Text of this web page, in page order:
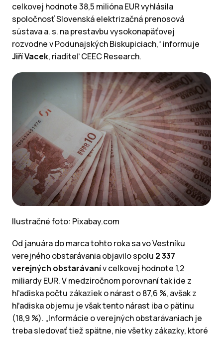
celkovej hodnote 38,5 milióna EUR vyhlásila
spoločnosť Slovenská elektrizačná prenosová
sústava a. s. na prestavbu vysokonapäťovej
rozvodne v Podunajských Biskupiciach,“ informuje
Jiří Vacek, riaditeľ CEEC Research.
Ilustračné foto: Pixabay.com
Od januára do marca tohto roka sa vo Vestníku
verejného obstarávania objavilo spolu 2 337
verejných obstarávanív celkovej hodnote 1,2
miliardy EUR. V medziročnom porovnaní tak ide z
hľadiska počtu zákaziek o nárast o 87,6 %, avšak z
hľadiska objemu je však tento nárast iba o pätinu
(18,9 %). „Informácie o verejných obstarávaniach je
treba sledovať tiež spätne, nie všetky zákazky, ktoré